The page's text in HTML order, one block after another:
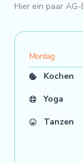
Hier ein paar
Montag
Kochen
Yoga
Tanzen